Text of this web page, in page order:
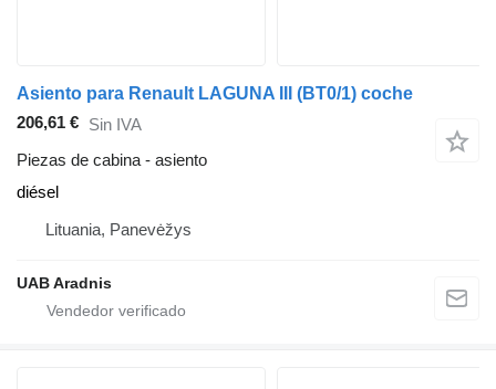
Asiento para Renault LAGUNA III (BT0/1) coche
206,61 € Sin IVA
Piezas de cabina - asiento
diésel
Lituania, Panevėžys
UAB Aradnis